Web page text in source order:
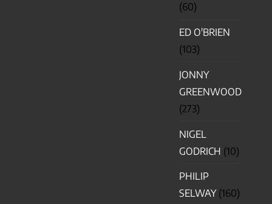
(60)
ED O'BRIEN
(103)
JONNY
GREENWOOD
(273)
NIGEL
GODRICH (10)
PHILIP
SELWAY(160)